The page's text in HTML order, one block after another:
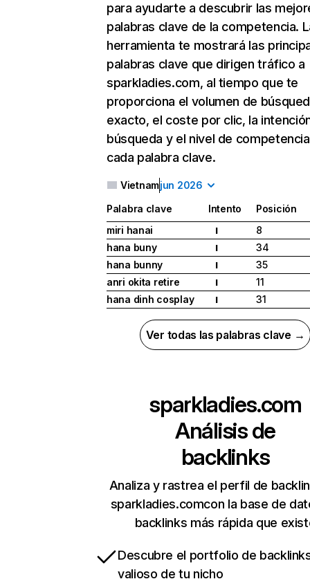
para ayudarte a descubrir las
palabras clave de la competencia.
herramienta te mostrará las
palabras clave que dirigen tráfico a
sparkladies.com, al tiempo que te
proporciona el volumen de
exacto, el coste por clic, la
búsqueda y el nivel de
cada palabra clave.
Vietnamjun 2026
Palabra clave Intento
Posición
miri hanai
I
8
hana buny
I
34
hana bunny
I
35
anri okita retire
I
11
hana dinh cosplay
I 31
Ver todas las palabras clave →
sparkladies.com
Análisis de
backlinks
Analiza y rastrea el perfil de
sparkladies.comcon la base de
backlinks más rápida que
Descubre el portfolio de
valioso de tu nicho